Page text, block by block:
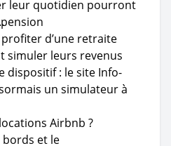
leur quotidien pourront
d’une retraite
simuler leurs revenus
dispositif : le site Info-
un simulateur à
Airbnb ?
bords et le